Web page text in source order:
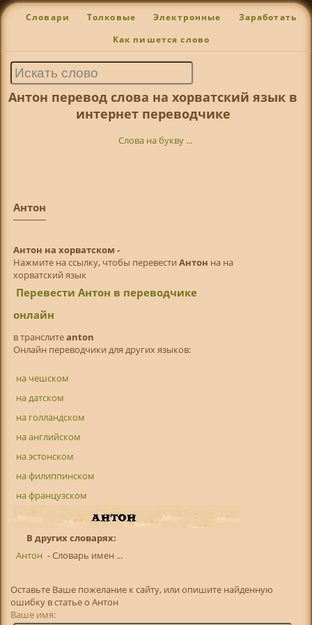
Словари Толковые Электронные Заработать
Как пишется слово
Антон перевод слова на хорватский язык в
интернет переводчике
Слова на букву ...
Антон
Антон на хорватском -
Нажмите на ссылку, чтобы перевести Антон на на
хорватский язык
Перевести Антон в переводчике
онлайн
в транслитeanton
Онлайн переводчики для других языков:
на чешском
на датском
на голландском
на английском
на эстонском
на филиппинском
на французском
В других словарях:
Антон - Словарь имен ...
Оставьте Ваше пожелание к сайту, или опишите найденную
ошибку в статье о Антон
Ваше имя: